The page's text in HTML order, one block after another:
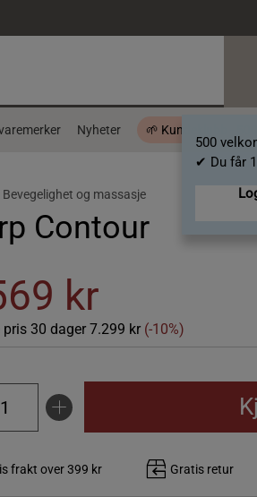
500
✔ Du får
Nyheter 🌱 Kundeklubb -
Bevegelighet og massasje
Contour
kr
pris 30 dager 7.299 kr (-10%)
frakt over 399 kr Gratis retur